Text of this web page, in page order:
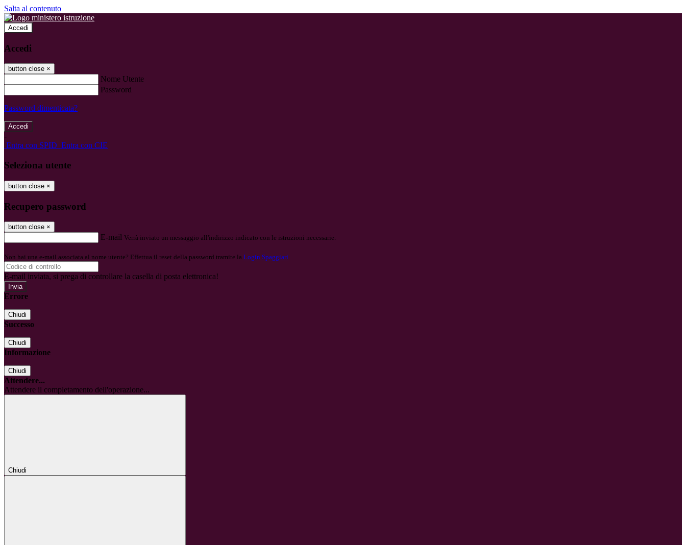
Salta al contenuto
Accedi
Accedi
button close ×
Nome Utente
Password
Password dimenticata?
-
Entra con SPID Entra con CIE
Seleziona utente
button close ×
Recupero password
button close ×
E-mail Verrà inviato un messaggio all'indirizzo indicato con le istruzioni necessarie.
Non hai una e-mail associata al nome utente? Effettua il reset della password tramite la Login Spaggiari
E-mail inviata, si prega di controllare la casella di posta elettronica!
Errore
Chiudi
Successo
Chiudi
Informazione
Chiudi
Attendere...
Attendere il completamento dell'operazione...
Chiudi